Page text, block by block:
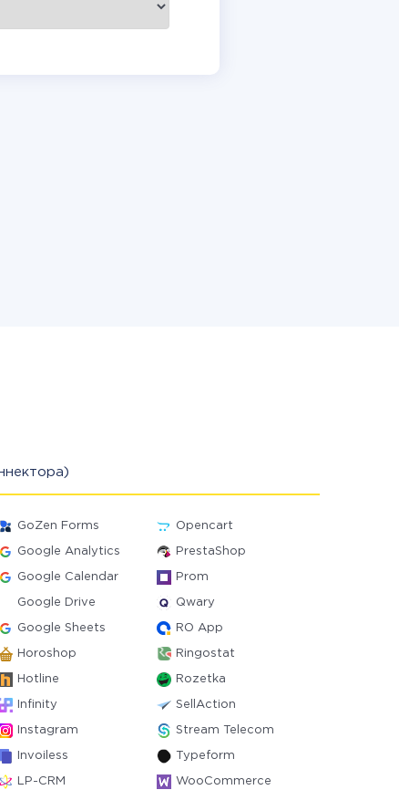
GoZen Forms Opencart
Google Analytics PrestaShop
Google Calendar Prom
Google Drive Qwary
Google Sheets RO App
Horoshop Ringostat
Hotline Rozetka
Infinity SellAction
Instagram Stream Telecom
Invoiless Typeform
LP-CRM WooCommerce